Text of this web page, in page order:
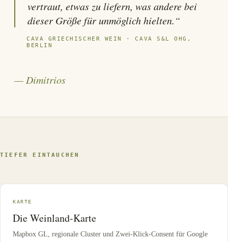
vertraut, etwas zu liefern, was andere bei
dieser Größe für unmöglich hielten.“
CAVA GRIECHISCHER WEIN · CAVA S&L OHG,
BERLIN
— Dimitrios
TIEFER EINTAUCHEN
KARTE
Die Weinland-Karte
Mapbox GL, regionale Cluster und Zwei-Klick-Consent für Google